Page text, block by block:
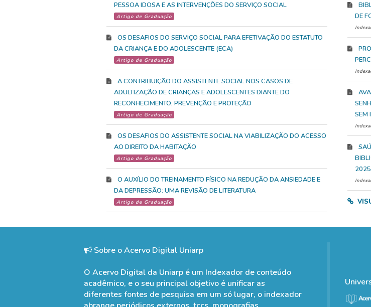
PESSOA IDOSA E AS INTERVENÇÕES DO SERVIÇO SOCIAL
Artigo de Graduação
OS DESAFIOS DO SERVIÇO SOCIAL PARA EFETIVAÇÃO DO ESTATUTO
DA CRIANÇA E DO ADOLESCENTE (ECA)
Artigo de Graduação
A CONTRIBUIÇÃO DO ASSISTENTE SOCIAL NOS CASOS DE
ADULTIZAÇÃO DE CRIANÇAS E ADOLESCENTES DIANTE DO
RECONHECIMENTO, PREVENÇÃO E PROTEÇÃO
Artigo de Graduação
OS DESAFIOS DO ASSISTENTE SOCIAL NA VIABILIZAÇÃO DO ACESSO
AO DIREITO DA HABITAÇÃO
Artigo de Graduação
O AUXÍLIO DO TREINAMENTO FÍSICO NA REDUÇÃO DA ANSIEDADE E
DA DEPRESSÃO: UMA REVISÃO DE LITERATURA
Artigo de Graduação
DE
SEM
2025
Sobre o Acervo Digital Uniarp
O Acervo Digital da Uniarp é um Indexador de conteúdo
acadêmico, e o seu principal objetivo é unificar as
diferentes fontes de pesquisa em um só lugar, o indexador